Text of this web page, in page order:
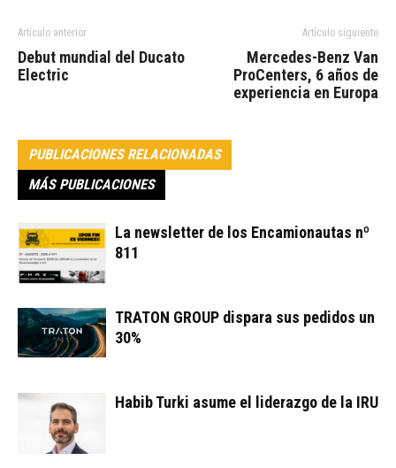
Artículo anterior
Debut mundial del Ducato
Electric
Artículo siguiente
Mercedes-Benz Van
ProCenters, 6 años de
experiencia en Europa
PUBLICACIONES RELACIONADAS
MÁS PUBLICACIONES
La newsletter de los Encamionautas nº
811
TRATON GROUP dispara sus pedidos un
30%
Habib Turki asume el liderazgo de la IRU